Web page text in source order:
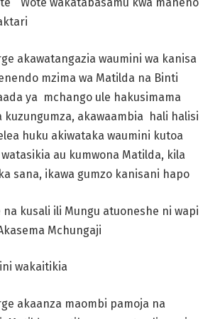
Wote wakatabasamu kwa maneno
akawatangazia waumini wa kanisa
mzima wa Matilda na Binti
ya mchango ule hakusimama
kuzungumza, akawaambia hali halisi
huku akiwataka waumini kutoa
au kumwona Matilda, kila
sana, ikawa gumzo kanisani hapo
kusali ili Mungu atuoneshe ni wapi
Mchungaji
wakaitikia
akaanza maombi pamoja na